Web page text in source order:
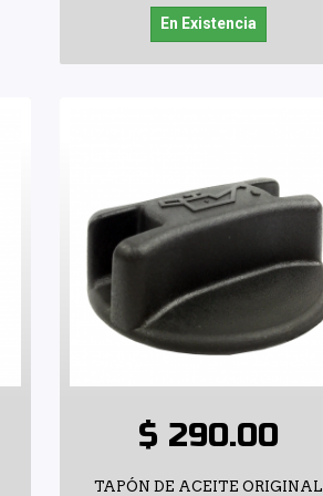
En Existencia
$ 290.00
TAPÓN DE ACEITE ORIGINAL